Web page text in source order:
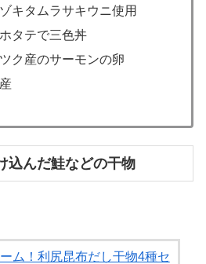
キタムラサキウニ使用
タテで三色丼
ク産のサーモンの卵
込んだ鮭などの干物
ム！利尻昆布だし干物4種セ